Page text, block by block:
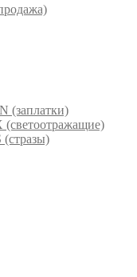
(заплатки)